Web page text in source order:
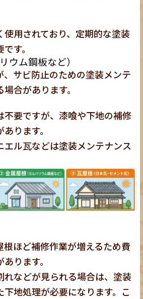
使用されており、定期的な塗装
す。
ウム鋼板など）
、サビ防止のための塗装メンテ
合があります。
不要ですが、漆喰や下地の補修
ります。
ル瓦などは塗装メンテナンス
ほど補修作業が増えるため費
ります。
れなどが見られる場合は、塗装
地処理が必要になります。こ